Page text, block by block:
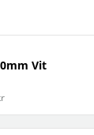
Vit